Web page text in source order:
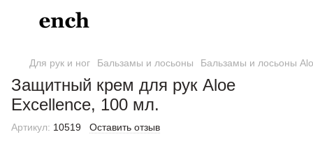
Для рук и ног Бальзамы и лосьоны Бальзамы и лосьоны
Защитный крем для рук Aloe
Excellence, 100 мл.
Артикул: 10519 Оставить отзыв